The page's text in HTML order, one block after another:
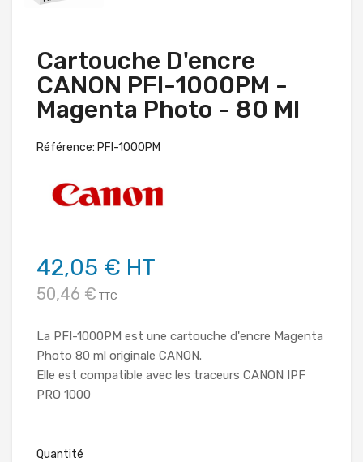
Cartouche D'encre
CANON PFI-1000PM -
Magenta Photo - 80 Ml
Référence: PFI-1000PM
42,05 € HT
50,46 € TTC
La PFI-1000PM est une cartouche d'encre Magenta
Photo 80 ml originale CANON.
Elle est compatible avec les traceurs CANON IPF
PRO 1000
Quantité